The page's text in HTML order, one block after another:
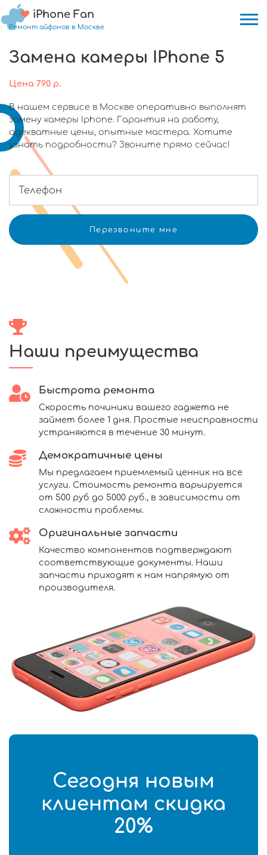
iPhone Fan
Ремонт айфонов в Москве
Замена камеры IPhone 5
Цена 790 р.
В нашем сервисе в Москве оперативно выполнят
замену камеры Iphone. Гарантия на работу,
адекватные цены, опытные мастера. Хотите
узнать подробности? Звоните прямо сейчас!
Наши преимущества
Быстрота ремонта
Скорость починики вашего гаджета не
займет более 1 дня. Простые неисправности
устраняются в течение 30 минут.
Демократичные цены
Мы предлагаем приемлемый ценник на все
услуги. Стоимость ремонта варьируется
от 500 руб до 5000 руб., в зависимости от
сложности проблемы.
Оригинальные запчасти
Качество компонентов подтверждают
соответствующие документы. Наши
запчасти приходят к нам напрямую от
производителя.
Сегодня новым
клиентам скидка
20%